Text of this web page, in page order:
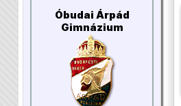
Óbudai Árpád
Gimnázium